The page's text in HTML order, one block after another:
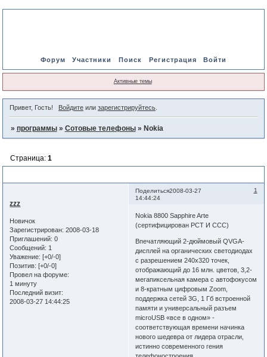
Форум Участники Поиск Регистрация Войти
Активные темы
Привет, Гость! Войдитеили зарегистрируйтесь.
» программы » Сотовые телефоны » Nokia
Страница: 1
Поделиться 1
2008-03-27
14:44:24
zzz
Новичок
Зарегистрирован: 2008-03-18
Приглашений: 0
Сообщений: 1
Уважение: [+0/-0]
Позитив: [+0/-0]
Провел на форуме:
1 минуту
Последний визит:
2008-03-27 14:44:25
Nokia 8800 Sapphire Arte
(сертифицирован РСТ И ССС)
Впечатляющий 2-дюймовый QVGA-
дисплей на органических светодиодах
с разрешением 240x320 точек,
отображающий до 16 млн. цветов, 3,2-
мегапиксельная камера с автофокусом
и 8-кратным цифровым Zoom,
поддержка сетей 3G, 1 Гб встроенной
памяти и универсальный разъем
microUSB «все в одном» -
соответствующая времени начинка
нового шедевра от лидера отрасли,
истинно современного гения